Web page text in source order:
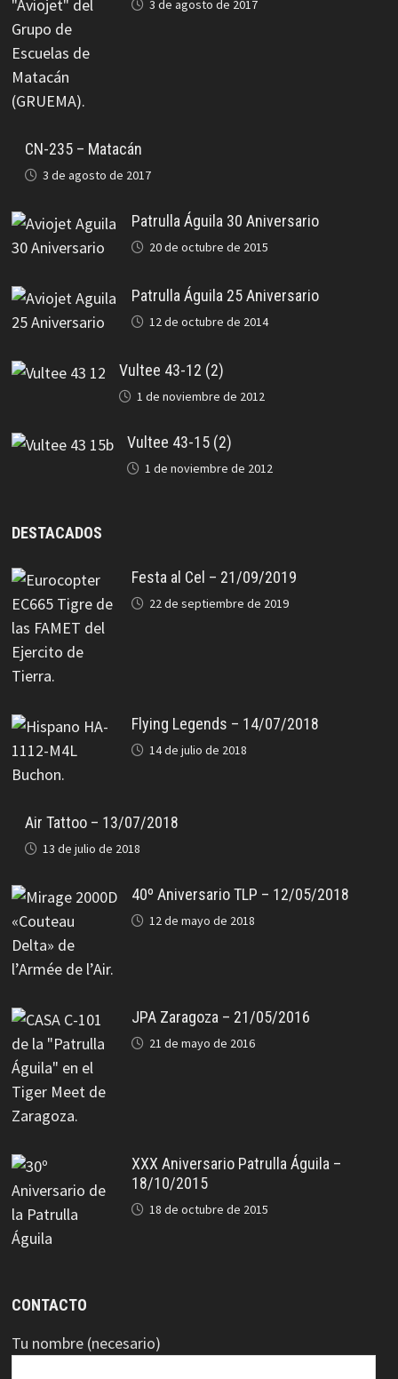
3 de agosto de 2017
CN-235 – Matacán
3 de agosto de 2017
Patrulla Águila 30 Aniversario
20 de octubre de 2015
Patrulla Águila 25 Aniversario
12 de octubre de 2014
Vultee 43-12 (2)
1 de noviembre de 2012
Vultee 43-15 (2)
1 de noviembre de 2012
DESTACADOS
Festa al Cel – 21/09/2019
22 de septiembre de 2019
Flying Legends – 14/07/2018
14 de julio de 2018
Air Tattoo – 13/07/2018
13 de julio de 2018
40º Aniversario TLP – 12/05/2018
12 de mayo de 2018
JPA Zaragoza – 21/05/2016
21 de mayo de 2016
XXX Aniversario Patrulla Águila –
18/10/2015
18 de octubre de 2015
CONTACTO
Tu nombre (necesario)